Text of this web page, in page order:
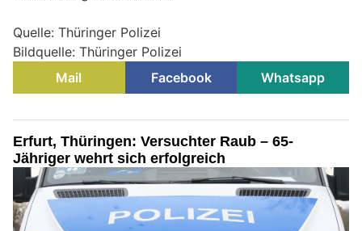
Quelle: Thüringer Polizei
Bildquelle: Thüringer Polizei
Mail
Facebook Whatsapp
Erfurt, Thüringen: Versuchter Raub – 65-
Jähriger wehrt sich erfolgreich